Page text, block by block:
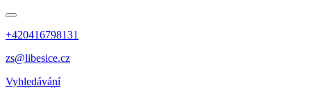
+420416798131
zs@libesice.cz
Vyhledávání